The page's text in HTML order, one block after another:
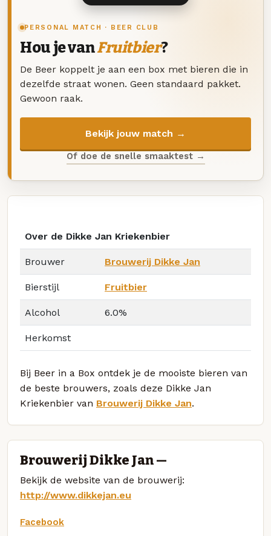
PERSONAL MATCH · BEER CLUB
Hou je vanFruitbier?
De Beer koppelt je aan een box met bieren die in
dezelfde straat wonen. Geen standaard pakket.
Gewoon raak.
Bekijk jouw match →
Of doe de snelle smaaktest →
Over de Dikke Jan Kriekenbier
Brouwer Brouwerij Dikke Jan
Bierstijl Fruitbier
Alcohol 6.0%
Herkomst
Bij Beer in a Box ontdek je de mooiste bieren van
de beste brouwers, zoals deze Dikke Jan
Kriekenbier van Brouwerij Dikke Jan.
Brouwerij Dikke Jan —
Bekijk de website van de brouwerij:
http://www.dikkejan.eu
Facebook